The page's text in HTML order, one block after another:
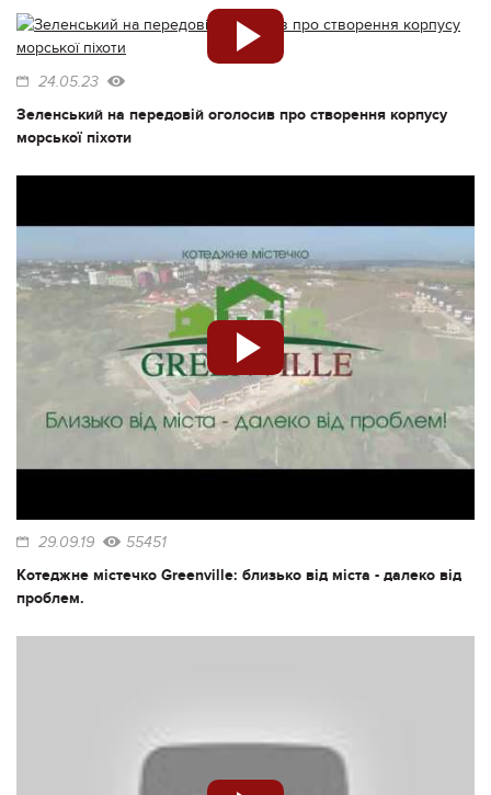
24.05.23
Зеленський на передовій оголосив про створення корпусу
морської піхоти
29.09.19 55451
Котеджне містечко Greenville: близько від міста - далеко від
проблем.